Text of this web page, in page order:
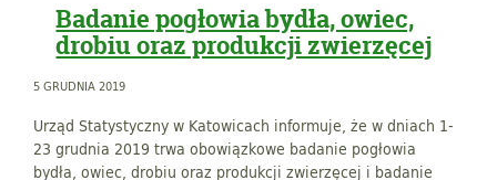
Badanie pogłowia bydła, owiec,
drobiu oraz produkcji zwierzęcej
5 GRUDNIA 2019
Urząd Statystyczny w Katowicach informuje, że w dniach 1-
23 grudnia 2019 trwa obowiązkowe badanie pogłowia
bydła, owiec, drobiu oraz produkcji zwierzęcej i badanie